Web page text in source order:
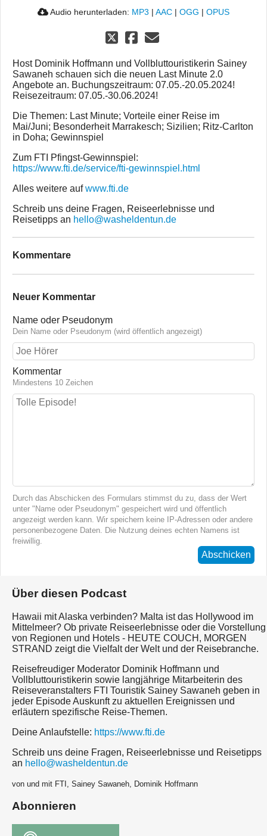
Audio herunterladen: MP3 | AAC | OGG | OPUS
Host Dominik Hoffmann und Vollbluttouristikerin Sainey
Sawaneh schauen sich die neuen Last Minute 2.0
Angebote an. Buchungszeitraum: 07.05.-20.05.2024!
Reisezeitraum: 07.05.-30.06.2024!
Die Themen: Last Minute; Vorteile einer Reise im
Mai/Juni; Besonderheit Marrakesch; Sizilien; Ritz-Carlton
in Doha; Gewinnspiel
Zum FTI Pfingst-Gewinnspiel:
https://www.fti.de/service/fti-gewinnspiel.html
Alles weitere aufwww.fti.de
Schreib uns deine Fragen, Reiseerlebnisse und
Reisetipps an hello@washeldentun.de
Kommentare
Neuer Kommentar
Name oder Pseudonym
Dein Name oder Pseudonym (wird öffentlich angezeigt)
Kommentar
Mindestens 10 Zeichen
Durch das Abschicken des Formulars stimmst du zu, dass der Wert
unter "Name oder Pseudonym" gespeichert wird und öffentlich
angezeigt werden kann. Wir speichern keine IP-Adressen oder andere
personenbezogene Daten. Die Nutzung deines echten Namens ist
freiwillig.
Abschicken
Über diesen Podcast
Hawaii mit Alaska verbinden? Malta ist das Hollywood im
Mittelmeer? Ob private Reiseerlebnisse oder die Vorstellung
von Regionen und Hotels - HEUTE COUCH, MORGEN
STRAND zeigt die Vielfalt der Welt und der Reisebranche.
Reisefreudiger Moderator Dominik Hoffmann und
Vollbluttouristikerin sowie langjährige Mitarbeiterin des
Reiseveranstalters FTI Touristik Sainey Sawaneh geben in
jeder Episode Auskunft zu aktuellen Ereignissen und
erläutern spezifische Reise-Themen.
Deine Anlaufstelle: https://www.fti.de
Schreib uns deine Fragen, Reiseerlebnisse und Reisetipps
an hello@washeldentun.de
von und mit FTI, Sainey Sawaneh, Dominik Hoffmann
Abonnieren